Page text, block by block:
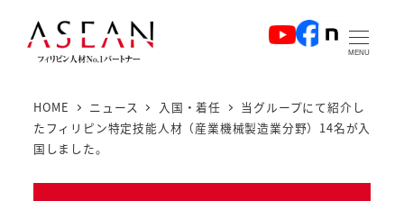
MENU
HOME ニュース 入国・着任
当グループにて紹介し
たフィリピン特定技能人材（産業機械製造業分野）14名が入
国しました。